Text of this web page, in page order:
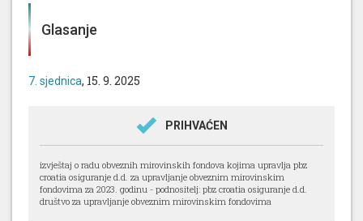
Glasanje
7. sjednica, 15. 9. 2025
PRIHVAĆEN
izvještaj o radu obveznih mirovinskih fondova kojima upravlja pbz
croatia osiguranje d.d. za upravljanje obveznim mirovinskim
fondovima za 2023. godinu - podnositelj: pbz croatia osiguranje d.d.
društvo za upravljanje obveznim mirovinskim fondovima